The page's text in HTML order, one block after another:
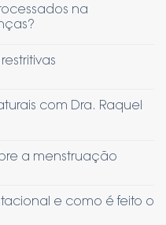
na
com Dra. Raquel
a menstruação
e como é feito o